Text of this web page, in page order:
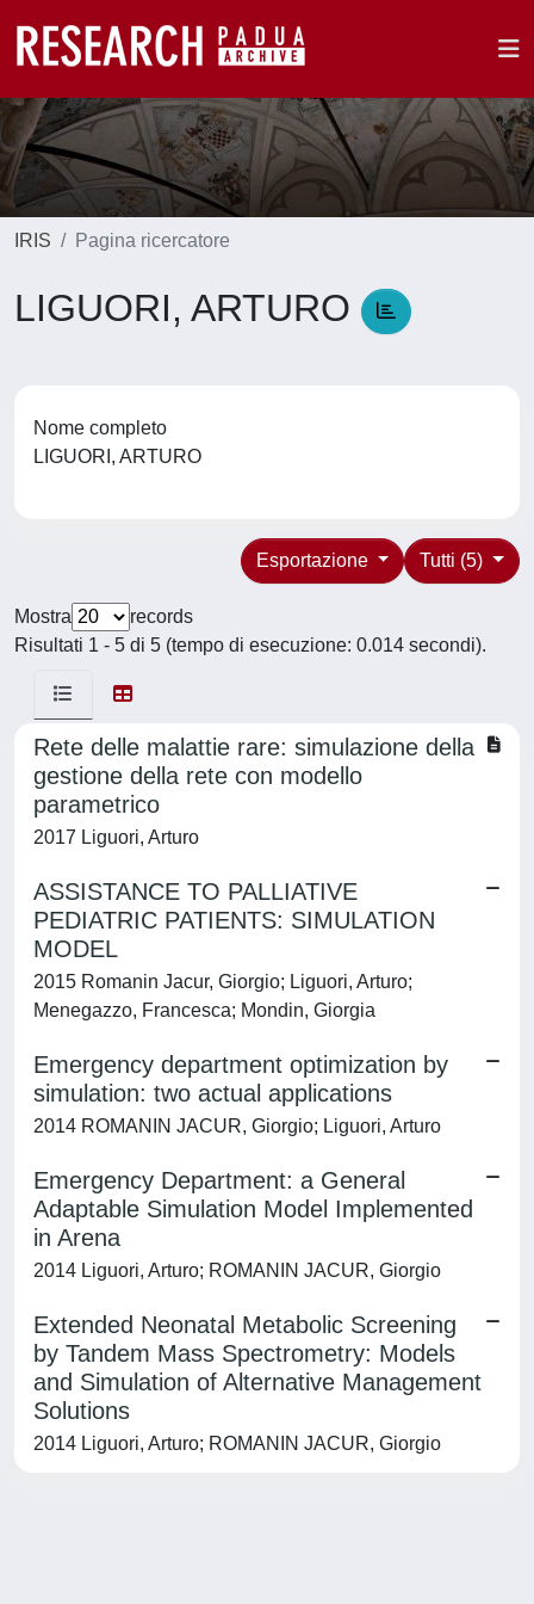
IRIS Pagina ricercatore
LIGUORI, ARTURO
Nome completo
LIGUORI, ARTURO
Tutti (5)
Esportazione
Mostra
records
Risultati 1 - 5 di 5 (tempo di esecuzione: 0.014 secondi).
Rete delle malattie rare: simulazione della
gestione della rete con modello
parametrico
2017 Liguori, Arturo
ASSISTANCE TO PALLIATIVE
PEDIATRIC PATIENTS: SIMULATION
MODEL
2015 Romanin Jacur, Giorgio; Liguori, Arturo;
Menegazzo, Francesca; Mondin, Giorgia
Emergency department optimization by
simulation: two actual applications
2014 ROMANIN JACUR, Giorgio; Liguori, Arturo
Emergency Department: a General
Adaptable Simulation Model Implemented
in Arena
2014 Liguori, Arturo; ROMANIN JACUR, Giorgio
Extended Neonatal Metabolic Screening
by Tandem Mass Spectrometry: Models
and Simulation of Alternative Management
Solutions
2014 Liguori, Arturo; ROMANIN JACUR, Giorgio